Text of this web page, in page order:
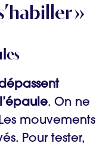
»
. On ne
mouvements
Pour tester,